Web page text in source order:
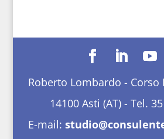
Roberto Lombardo - Corso
14100 Asti (AT) - Tel.
E-mail: